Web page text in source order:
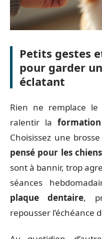
Petits gestes
pour garder
éclatant
Rien ne remplace le
ralentir la
Choisissez une
pensé pour les chiens
sont à bannir, trop
séances
plaque dentaire,
repousser l’échéance